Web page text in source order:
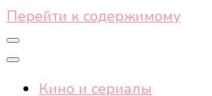
Перейти к содержимому
Кино и сериалы